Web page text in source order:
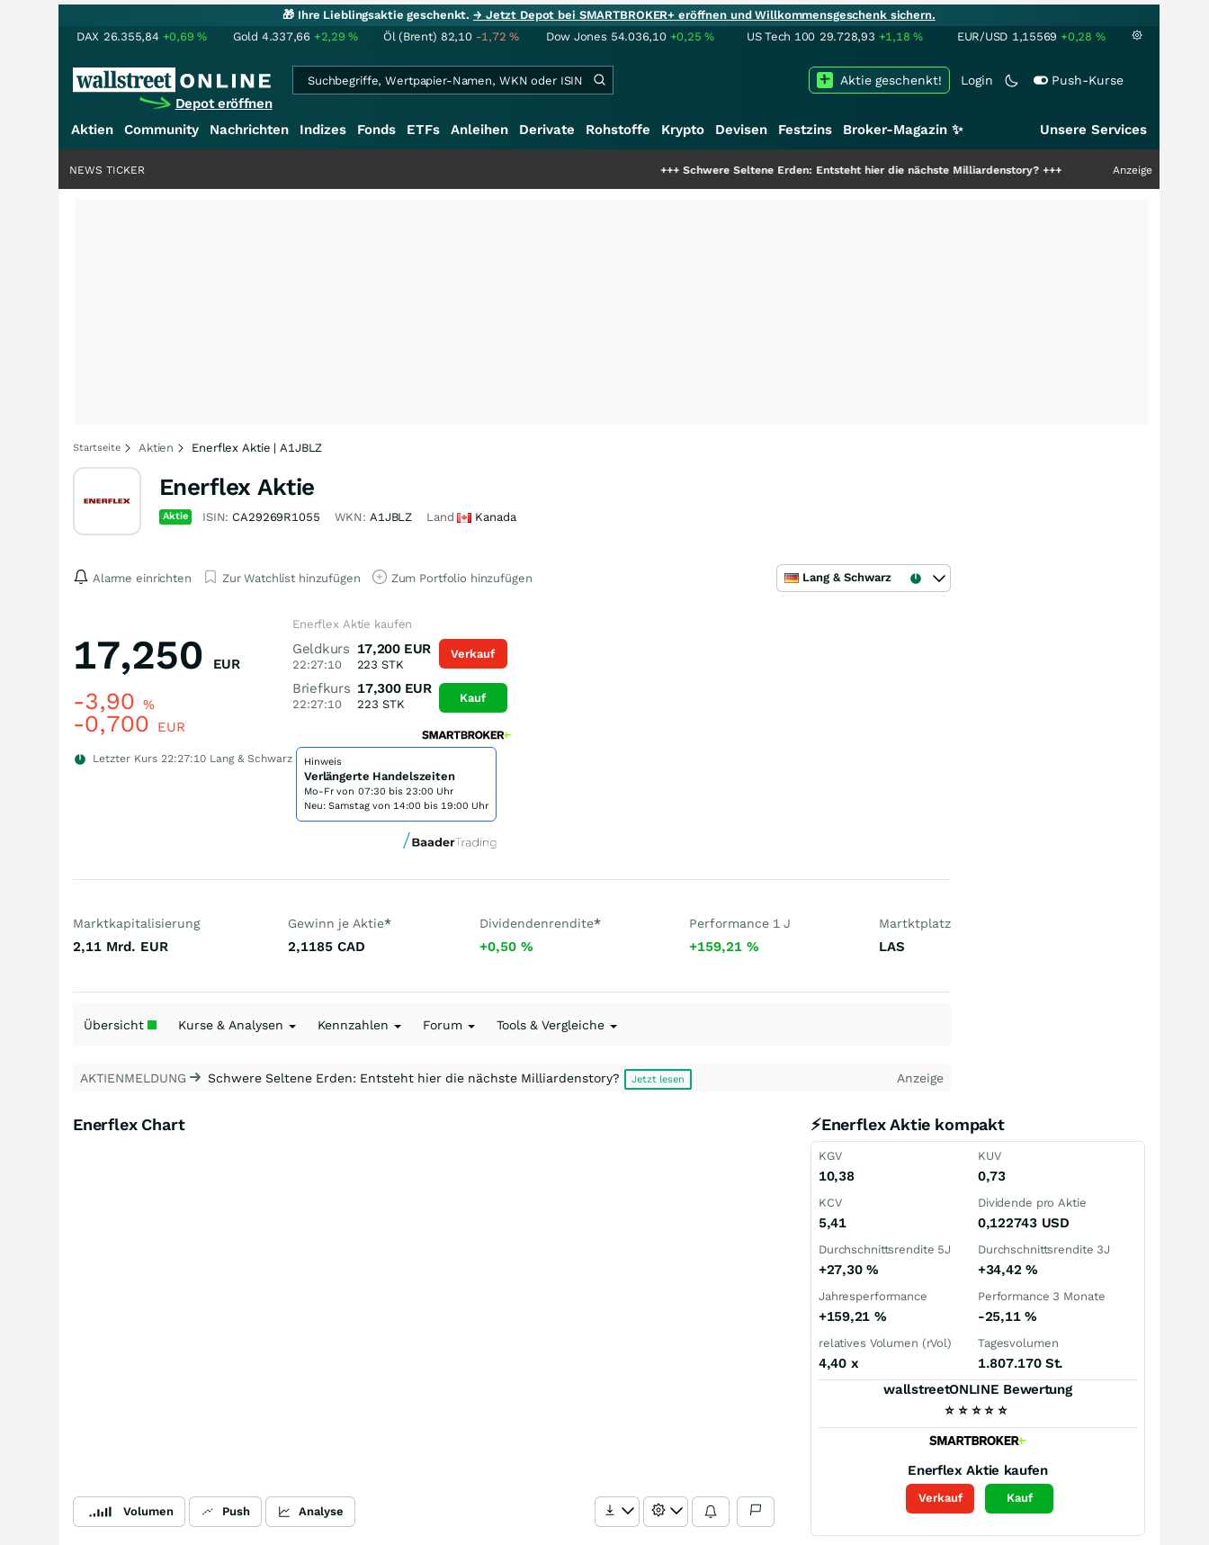
🎁 Ihre Lieblingsaktie geschenkt.→ Jetzt Depot bei SMARTBROKER+ eröffnen und Willkommensgeschenk sichern.
DAX 26.355,84 +0,69% Gold 4.337,66 +2,29% Öl (Brent) 82,10 -1,72% Dow Jones 54.036,10 +0,25% US Tech 100 29.728,93 +1,18% EUR/USD 1,15569 +0,28 %
Depot eröffnen
Login Push-Kurse
Aktie geschenkt!
Aktien Community Nachrichten Indizes Fonds ETFs Anleihen Derivate Rohstoffe Krypto Devisen Festzins Broker-Magazin ✨ Unsere Services
Schwere Seltene Erden: Entsteht hier die nächste Milliardenstory?+++ Anzeige
NEWS TICKER
Startseite Aktien Enerflex Aktie | A1JBLZ
Enerflex Aktie
Aktie ISIN: CA29269R1055 WKN: A1JBLZ Land Kanada
Alarme einrichten Zur Watchlist hinzufügen Zum Portfolio hinzufügen Lang & Schwarz
17,250 EUR
-3,90 %
-0,700 EUR
Letzter Kurs 22:27:10 Lang & Schwarz
Enerflex Aktie kaufen
Geldkurs
22:27:10
17,200 EUR
223 STK
Briefkurs
22:27:10
17,300 EUR
223 STK
Verkauf
Kauf
Hinweis
Verlängerte Handelszeiten
Mo-Fr von 07:30 bis 23:00 Uhr
Neu: Samstag von 14:00 bis 19:00 Uhr
Marktkapitalisierung
2,11 Mrd. EUR
Gewinn je Aktie*
2,1185 CAD
Dividendenrendite*
+0,50 %
Performance 1 J
+159,21 %
Martktplatz
LAS
Übersicht Kurse & Analysen Kennzahlen Forum Tools & Vergleiche
AKTIENMELDUNG Schwere Seltene Erden: Entsteht hier die nächste Milliardenstory? Jetzt lesen Anzeige
Enerflex Chart
Volumen Push Analyse
⚡Enerflex Aktie kompakt
KGV
10,38
KUV
0,73
KCV
5,41
Dividende pro Aktie
0,122743 USD
Durchschnittsrendite 5J
+27,30 %
Durchschnittsrendite 3J
+34,42 %
Jahresperformance
+159,21 %
Performance 3 Monate
-25,11 %
relatives Volumen (rVol)
4,40 x
Tagesvolumen
1.807.170 St.
wallstreetONLINE Bewertung
⭐ ⭐ ⭐ ⭐ ⭐
Enerflex Aktie kaufen
Verkauf Kauf